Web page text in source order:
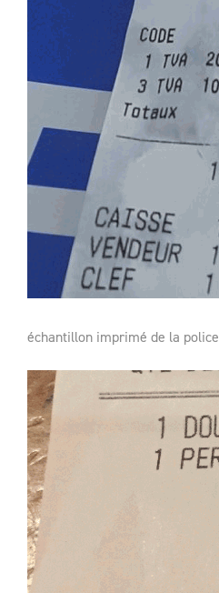
échantillon imprimé de la police